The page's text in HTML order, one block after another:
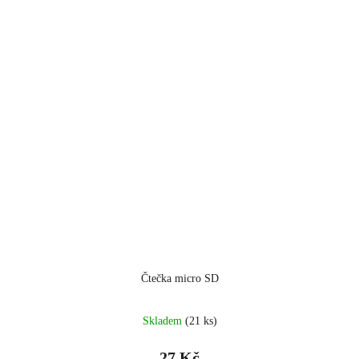
Čtečka micro SD
Skladem (21 ks)